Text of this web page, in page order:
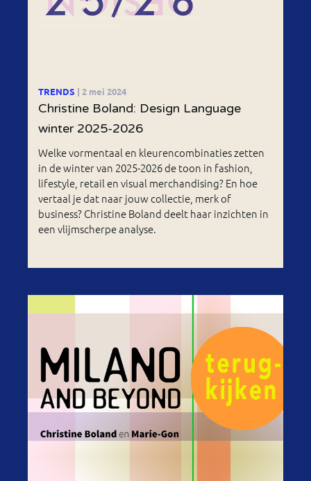
TRENDS | 2 mei 2024
Christine Boland: Design Language
winter 2025-2026
Welke vormentaal en kleurencombinaties zetten
in de winter van 2025-2026 de toon in fashion,
lifestyle, retail en visual merchandising? En hoe
vertaal je dat naar jouw collectie, merk of
business? Christine Boland deelt haar inzichten in
een vlijmscherpe analyse.